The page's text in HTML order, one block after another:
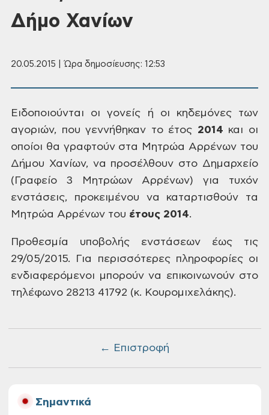
← Επιστροφή
Δήμο Χανίων
20.05.2015 | Ώρα δημοσίευσης: 12:53
Ειδοποιούνται οι γονείς ή οι κηδεμόνες των
αγοριών, που γεννήθηκαν το έτος 2014 και οι
οποίοι θα γραφτούν στα Μητρώα Αρρένων του
Δήμου Χανίων, να προσέλθουν στο Δημαρχείο
(Γραφείο 3 Μητρώων Αρρένων) για τυχόν
ενστάσεις, προκειμένου να καταρτισθούν τα
Μητρώα Αρρένων του έτους 2014.
Προθεσμία
υποβολής ενστάσεων έως τις
29/05/2015. Για περισσότερες πληροφορίες οι
ενδιαφερόμενοι μπορούν να επικοινωνούνστο
τηλέφωνο 28213 41792 (κ. Κουρομιχελάκης).
Σημαντικά